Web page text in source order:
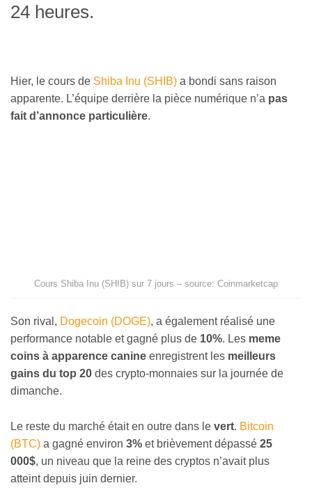
24 heures.
Hier, le cours de Shiba Inu (SHIB) a bondi sans raison
apparente. L’équipe derrière la pièce numérique n’a pas
fait d’annonce particulière.
Cours Shiba Inu (SHIB) sur 7 jours – source: Coinmarketcap
Son rival, Dogecoin (DOGE), a également réalisé une
performance notable et gagné plus de 10%. Les meme
coins à apparence canine enregistrent les meilleurs
gains du top 20 des crypto-monnaies sur la journée de
dimanche.
Le reste du marché était en outre dans le vert. Bitcoin
(BTC) a gagné environ 3% et brièvement dépassé 25
000$, un niveau que la reine des cryptos n’avait plus
atteint depuis juin dernier.